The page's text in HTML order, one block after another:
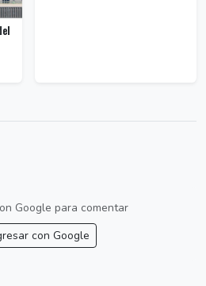
Google para comentar
con Google